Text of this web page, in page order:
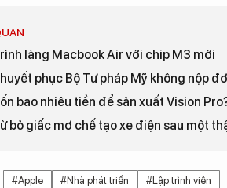
làng Macbook Air với chip M3 mới
phục Bộ Tư pháp Mỹ không nộp
bao nhiêu tiền để sản xuất Vision
bỏ giấc mơ chế tạo xe điện sau một
#Apple #Nhà phát triển #Lập trình viên